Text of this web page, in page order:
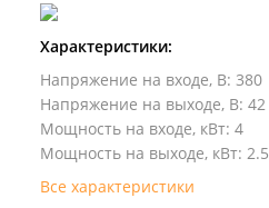
Характеристики:
Напряжение на входе, В: 380
Напряжение на выходе, В: 42
Мощность на входе, кВт: 4
Мощность на выходе, кВт: 2.5
Все характеристики